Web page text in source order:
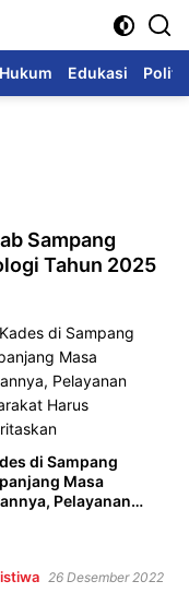
Hukum Edukasi Politik
Sampang
Tahun 2025
di Sampang
Masa
Pelayanan
26 Desember 2022